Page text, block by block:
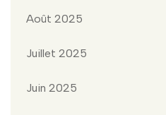
Août 2025
Juillet 2025
Juin 2025